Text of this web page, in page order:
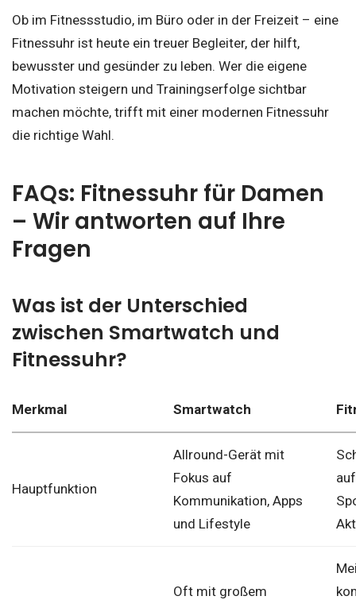
Ob im Fitnessstudio, im Büro oder in der Freizeit – eine
Fitnessuhr ist heute ein treuer Begleiter, der hilft,
bewusster und gesünder zu leben. Wer die eigene
Motivation steigern und Trainingserfolge sichtbar
machen möchte, trifft mit einer modernen Fitnessuhr
die richtige Wahl.
FAQs: Fitnessuhr für Damen
– Wir antworten auf Ihre
Fragen
Was ist der Unterschied
zwischen Smartwatch und
Fitnessuhr?
Merkmal Smartwatch
Hauptfunktion
Allround-Gerät mit
Fokus auf
Kommunikation, Apps
und Lifestyle
Oft mit großem